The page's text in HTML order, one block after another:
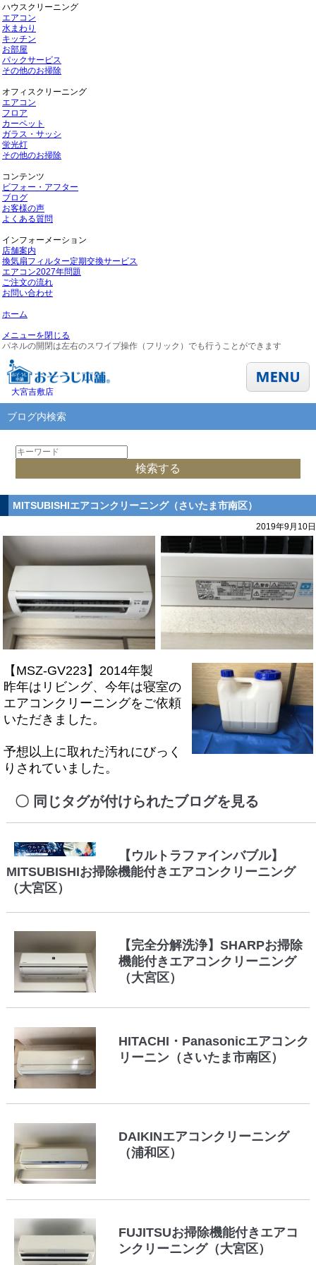
ハウスクリーニング
エアコン
水まわり
キッチン
お部屋
パックサービス
その他のお掃除
オフィスクリーニング
エアコン
フロア
カーペット
ガラス・サッシ
蛍光灯
その他のお掃除
コンテンツ
ビフォー・アフター
ブログ
お客様の声
よくある質問
インフォーメーション
店舗案内
換気扇フィルター定期交換サービス
エアコン2027年問題
ご注文の流れ
お問い合わせ
ホーム
メニューを閉じる
パネルの開閉は左右のスワイプ操作（フリック）でも行うことができます
大宮吉敷店
ブログ内検索
MITSUBISHIエアコンクリーニング（さいたま市南区）
2019年9月10日
【MSZ-GV223】2014年製
昨年はリビング、今年は寝室の
エアコンクリーニングをご依頼
いただきました。
予想以上に取れた汚れにびっく
りされていました。
同じタグが付けられたブログを見る
【ウルトラファインバブル】
MITSUBISHIお掃除機能付きエアコンクリーニング
（大宮区）
【完全分解洗浄】SHARPお掃除
機能付きエアコンクリーニング
（大宮区）
HITACHI・Panasonicエアコンク
リーニン（さいたま市南区）
DAIKINエアコンクリーニング
（浦和区）
FUJITSUお掃除機能付きエアコ
ンクリーニング（大宮区）